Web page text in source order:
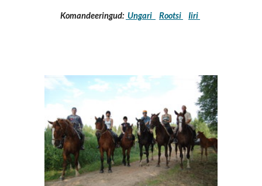
Komandeeringud: Ungari Rootsi Iiri